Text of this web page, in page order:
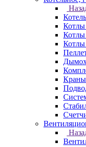
Котлы
Котлы
Котлы
Краны